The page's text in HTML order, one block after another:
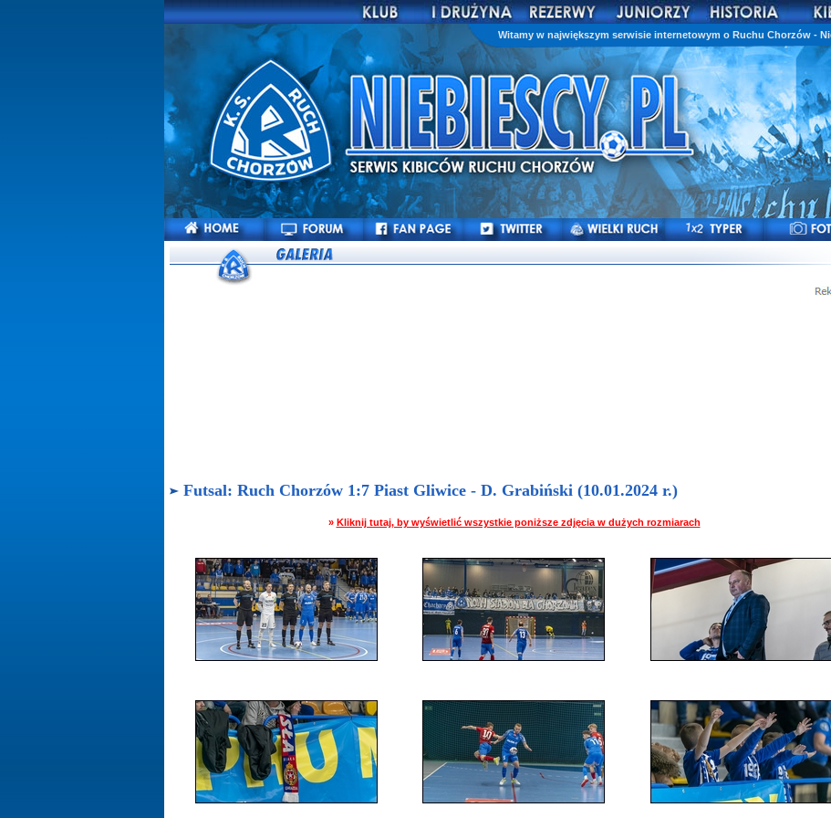
Witamy w największym serwisie internetowym o Ruchu Chorzów -
Futsal: Ruch Chorzów 1:7 Piast Gliwice - D. Grabiński (10.01.2024 r.)
» Kliknij tutaj, by wyświetlić wszystkie poniższe zdjęcia w dużych rozmiarach